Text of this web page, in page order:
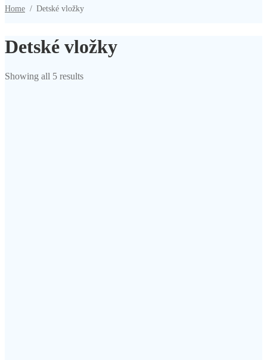
Home / Detské vložky
Detské vložky
Showing all 5 results